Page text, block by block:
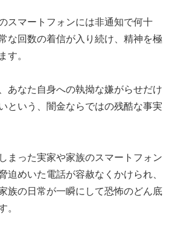
スマートフォンには非通知で何十
な回数の着信が入り続け、精神を極
す。
あなた自身への執拗な嫌がらせだけ
という、闇金ならではの残酷な事実
まった実家や家族のスマートフォン
迫めいた電話が容赦なくかけられ、
族の日常が一瞬にして恐怖のどん底
。